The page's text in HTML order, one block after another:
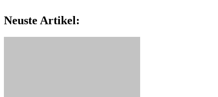
Neuste Artikel: